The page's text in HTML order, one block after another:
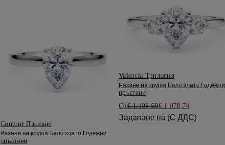
Contour Пасианс
Рязане на круша Бяло злато Годежни
пръстени
Valencia Трилогия
Рязане на круша Бяло злато Годежни
пръстени
От€ 1.198,60€ 1.078,74
Задаване на (С ДДС)